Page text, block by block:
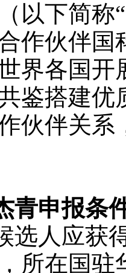
以下简称
作伙伴国
界各国开
鉴搭建优
伙伴关
青申报条
选人应获
所在国驻